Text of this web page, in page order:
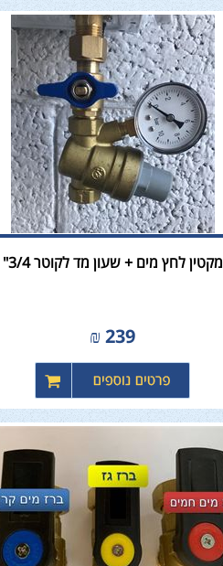
מקטין לחץ מים + שעון מד לקוטר 3/4"
239
₪